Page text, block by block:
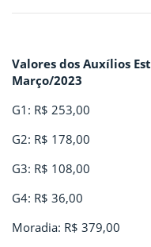
Valores dos Auxílios
Março/2023
G1: R$ 253,00
G2: R$ 178,00
G3: R$ 108,00
G4: R$ 36,00
Moradia: R$ 379,00